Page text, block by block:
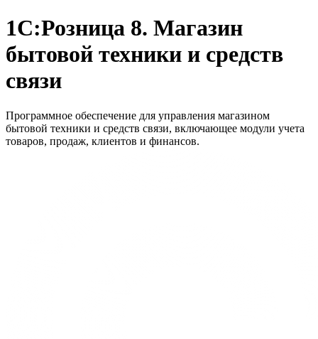
1С:Розница 8. Магазин
бытовой техники и средств
связи
Программное обеспечение для управления магазином
бытовой техники и средств связи, включающее модули учета
товаров, продаж, клиентов и финансов.